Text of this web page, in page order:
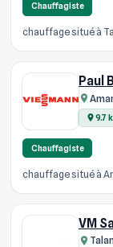
Chauffagiste
chauffage situé à
Paul
9.7
Chauffagiste
chauffage situé à
VM